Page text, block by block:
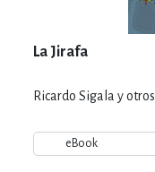
La Jirafa
Ricardo Sigala y otros
eBook